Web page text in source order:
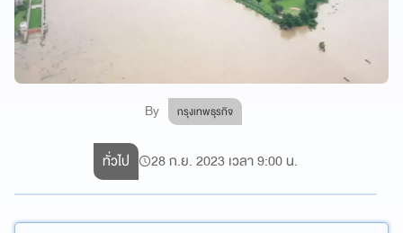
By กรุงเทพธุรกิจ
ทั่วไป 28 ก.ย. 2023 เวลา 9:00 น.